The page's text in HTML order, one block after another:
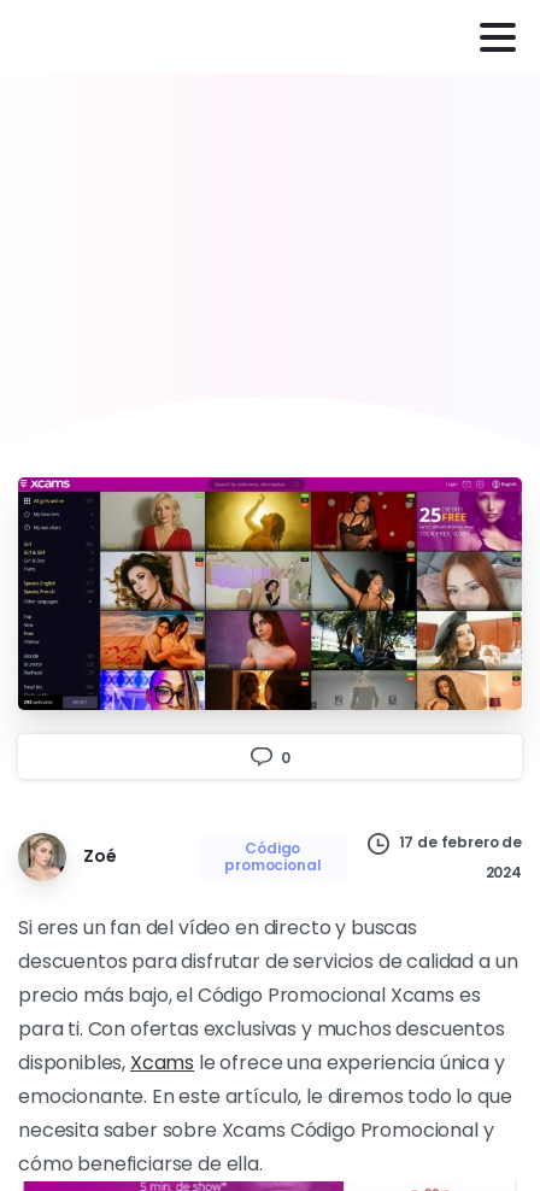
Código
promocional
Si eres un fan del vídeo en directo y buscas
descuentos para disfrutar de servicios de calidad a un
precio más bajo, el Código Promocional Xcams es
para ti. Con ofertas exclusivas y muchos descuentos
disponibles,Xcamsle ofrece una experiencia única y
emocionante. En este artículo, le diremos todo lo que
necesita saber sobre Xcams Código Promocional y
cómo beneficiarse de ella.